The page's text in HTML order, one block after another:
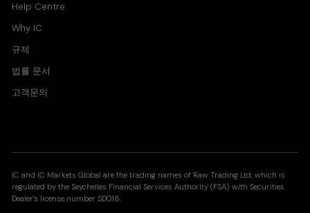
Help Centre
Why IC
규제
법률 문서
고객문의
IC and IC Markets Global are the trading names of Raw Trading Ltd, which is
regulated by the Seychelles Financial Services Authority (FSA) with Securities
Dealer's license number SD018.